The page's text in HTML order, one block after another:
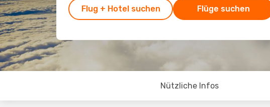
Flug + Hotel suchen Flüge suchen
Nützliche Infos